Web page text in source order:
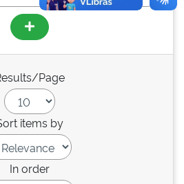
Page
items by
In order